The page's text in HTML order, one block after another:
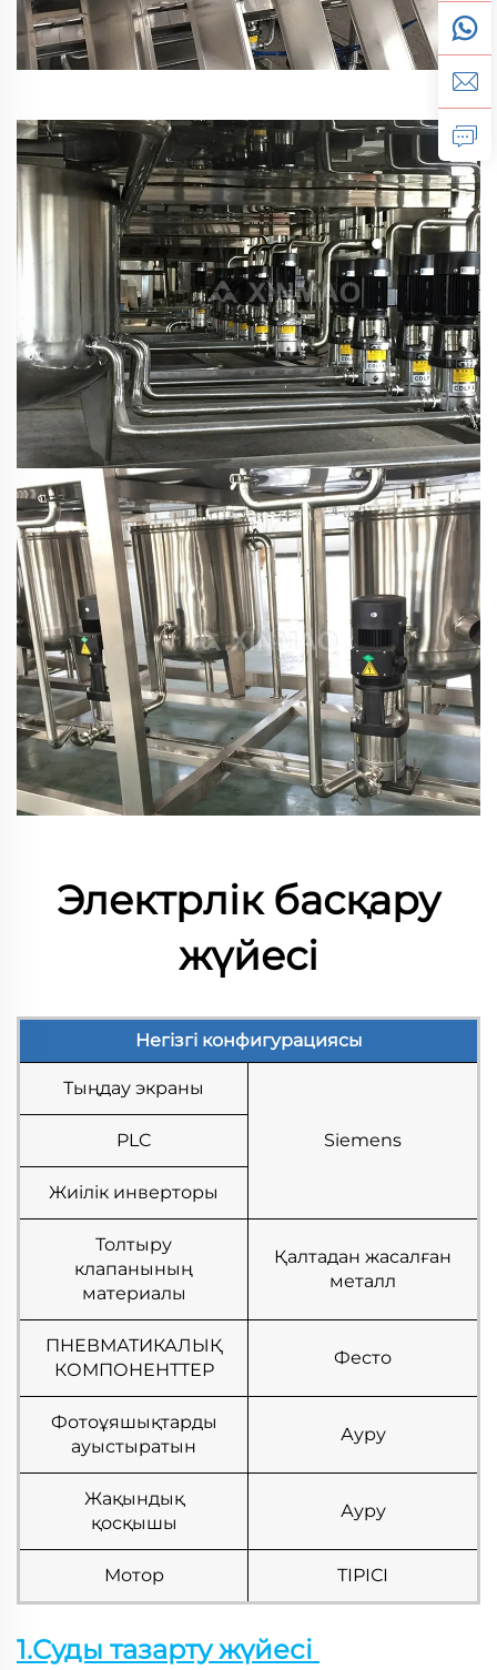
Электрлік басқару
жүйесі
Негізгі конфигурациясы
Тыңдау экраны
Siemens
PLC
Жиілік инверторы
Толтыру
клапанының
материалы
Қалтадан жасалған
металл
ПНЕВМАТИКАЛЫҚ
КОМПОНЕНТТЕР
Фесто
Фотоұяшықтарды
ауыстыратын
Ауру
Жақындық
қосқышы
Ауру
Мотор ТІРІСІ
1.Суды тазарту жүйесі